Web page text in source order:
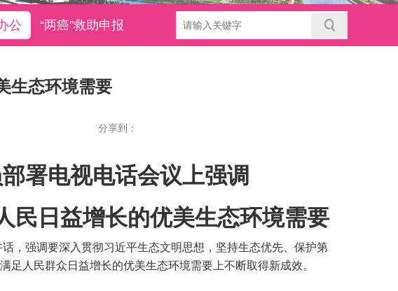
公 “两癌”救助申报
生态环境需要
分享到：
署电视电话会议上强调
民日益增长的优美生态环境需要
强调要深入贯彻习近平生态文明思想，坚持生态优先、保护第
人民群众日益增长的优美生态环境需要上不断取得新成效。